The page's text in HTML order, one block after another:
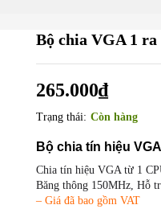
Bộ chia VGA 1
265.000₫
Trạng thái: Còn hàng
Bộ chia tín hiệu
Chia tín hiệu VGA từ 1
Băng thông 150MHz, Hỗ
– Giá đã bao gồm VAT